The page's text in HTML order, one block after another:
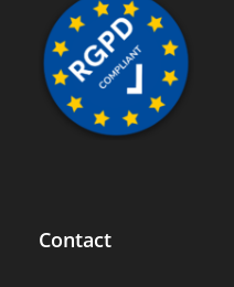
Contact